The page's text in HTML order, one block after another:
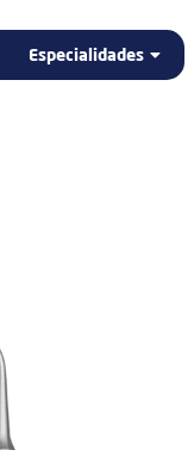
Especialidades